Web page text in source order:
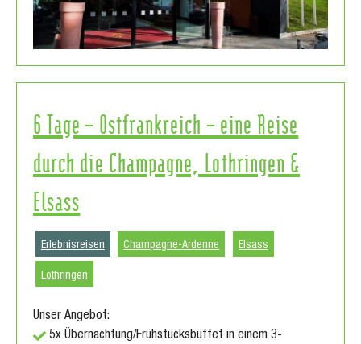
6 Tage – Ostfrankreich – eine Reise
durch die Champagne, Lothringen &
Elsass
Erlebnisreisen Champagne-Ardenne Elsass
Lothringen
Unser Angebot:
5x Übernachtung/Frühstücksbuffet in einem 3-